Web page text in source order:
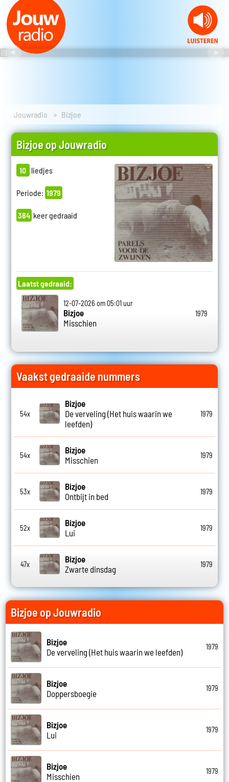
Jouwradio Bizjoe
Bizjoe op Jouwradio
10 liedjes
Periode: 1979
384 keer gedraaid
Laatst gedraaid:
12-07-2026 om 05:01 uur
Bizjoe
Misschien
1979
Vaakst gedraaide nummers
54x
Bizjoe
De verveling (Het huis waarin we
leefden)
1979
54x
Bizjoe
Misschien
1979
53x
Bizjoe
Ontbijt in bed
1979
52x
Bizjoe
Lui
1979
47x
Bizjoe
Zwarte dinsdag
1979
Bizjoe op Jouwradio
Bizjoe
De verveling (Het huis waarin we leefden)
1979
Bizjoe
Doppersboegie
1979
Bizjoe
Lui
1979
Bizjoe
Misschien
1979